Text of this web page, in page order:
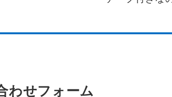
わせフォーム